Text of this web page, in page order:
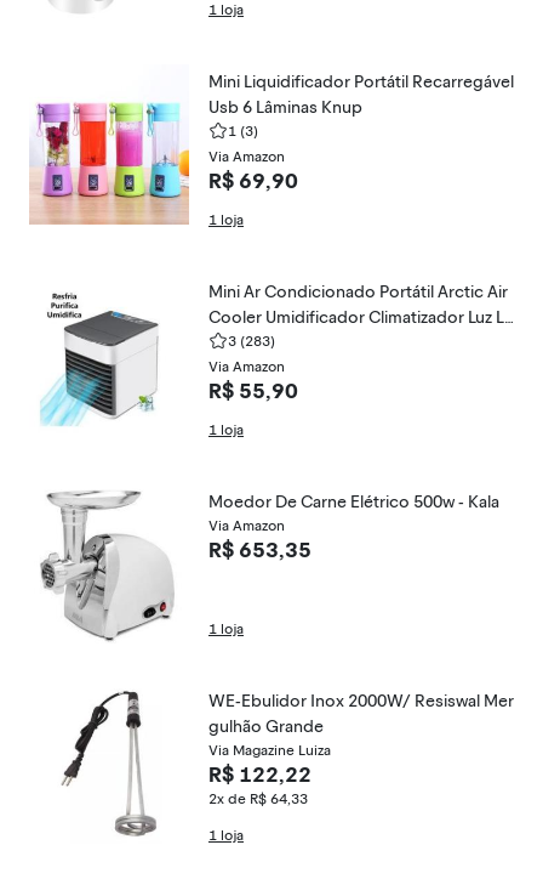
1 loja
Mini Liquidificador Portátil Recarregável
Usb 6 Lâminas Knup
1 (3)
Via Amazon
R$ 69,90
1 loja
Mini Ar Condicionado Portátil Arctic Air
Cooler Umidificador Climatizador Luz Le
d 3 (283)
Via Amazon
R$ 55,90
1 loja
Moedor De Carne Elétrico 500w - Kala
Via Amazon
R$ 653,35
1 loja
WE-Ebulidor Inox 2000W/ Resiswal Mer
gulhão Grande
Via Magazine Luiza
R$ 122,22
2x de R$ 64,33
1 loja